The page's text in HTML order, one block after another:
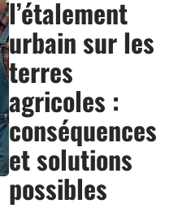
l’étalement
urbain sur les
terres
agricoles :
conséquences
et solutions
possibles